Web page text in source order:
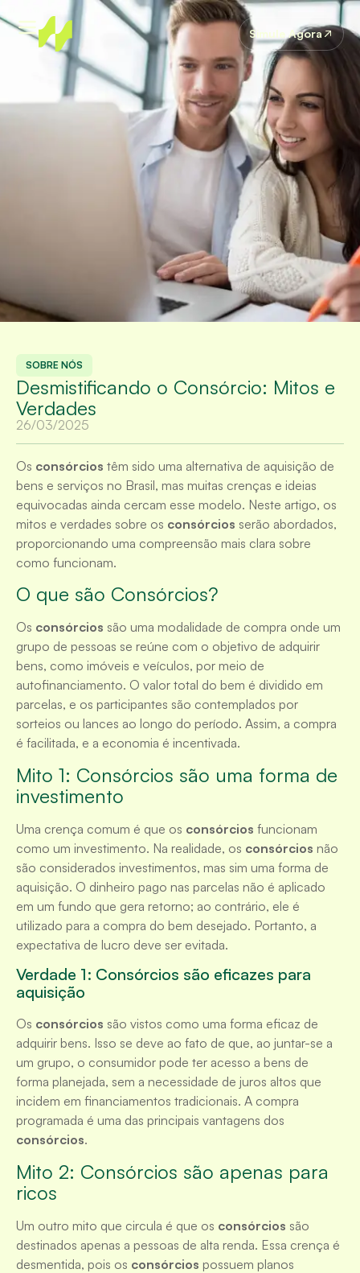
Simule Agora
SOBRE NÓS
Desmistificando o Consórcio: Mitos e
Verdades
26/03/2025
Os consórcios têm sido uma alternativa de aquisição de
bens e serviços no Brasil, mas muitas crenças e ideias
equivocadas ainda cercam esse modelo. Neste artigo, os
mitos e verdades sobre os consórcios serão abordados,
proporcionando uma compreensão mais clara sobre
como funcionam.
O que são Consórcios?
Os consórcios são uma modalidade de compra onde um
grupo de pessoas se reúne com o objetivo de adquirir
bens, como imóveis e veículos, por meio de
autofinanciamento. O valor total do bem é dividido em
parcelas, e os participantes são contemplados por
sorteios ou lances ao longo do período. Assim, a compra
é facilitada, e a economia é incentivada.
Mito 1: Consórcios são uma forma de
investimento
Uma crença comum é que os consórcios funcionam
como um investimento. Na realidade, os consórcios não
são considerados investimentos, mas sim uma forma de
aquisição. O dinheiro pago nas parcelas não é aplicado
em um fundo que gera retorno; ao contrário, ele é
utilizado para a compra do bem desejado. Portanto, a
expectativa de lucro deve ser evitada.
Verdade 1: Consórcios são eficazes para
aquisição
Os consórcios são vistos como uma forma eficaz de
adquirir bens. Isso se deve ao fato de que, ao juntar-se a
um grupo, o consumidor pode ter acesso a bens de
forma planejada, sem a necessidade de juros altos que
incidem em financiamentos tradicionais. A compra
programada é uma das principais vantagens dos
consórcios.
Mito 2: Consórcios são apenas para
ricos
Um outro mito que circula é que os consórcios são
destinados apenas a pessoas de alta renda. Essa crença é
desmentida, pois os consórcios possuem planos